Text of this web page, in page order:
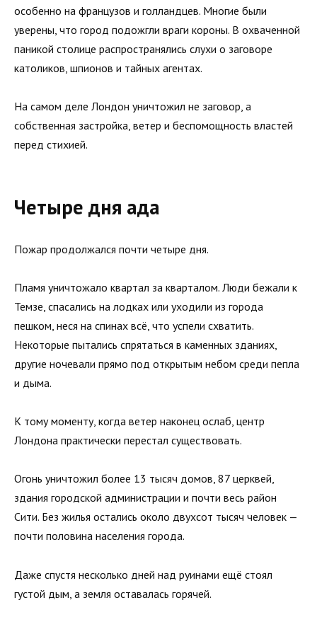
особенно на французов и голландцев. Многие были
уверены, что город подожгли враги короны. В охваченной
паникой столице распространялись слухи о заговоре
католиков, шпионов и тайных агентах.
На самом деле Лондон уничтожил не заговор, а
собственная застройка, ветер и беспомощность властей
перед стихией.
Четыре дня ада
Пожар продолжался почти четыре дня.
Пламя уничтожало квартал за кварталом. Люди бежали к
Темзе, спасались на лодках или уходили из города
пешком, неся на спинах всё, что успели схватить.
Некоторые пытались спрятаться в каменных зданиях,
другие ночевали прямо под открытым небом среди пепла
и дыма.
К тому моменту, когда ветер наконец ослаб, центр
Лондона практически перестал существовать.
Огонь уничтожил более 13 тысяч домов, 87 церквей,
здания городской администрации и почти весь район
Сити. Без жилья остались около двухсот тысяч человек —
почти половина населения города.
Даже спустя несколько дней над руинами ещё стоял
густой дым, а земля оставалась горячей.